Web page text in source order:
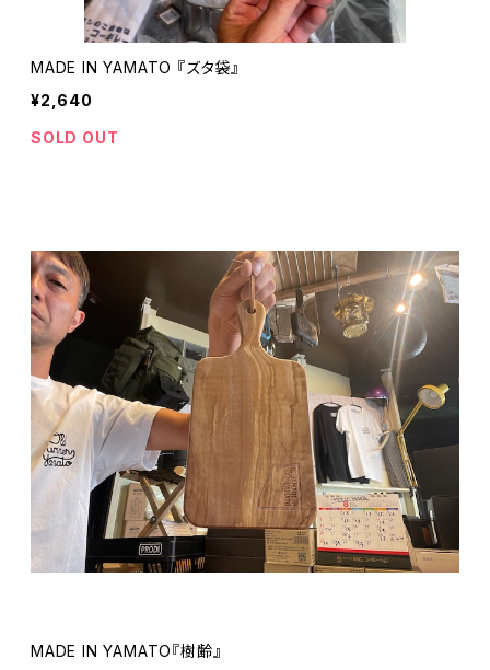
MADE IN YAMATO 『ズタ袋』
¥2,640
SOLD OUT
MADE IN YAMATO『樹齢』